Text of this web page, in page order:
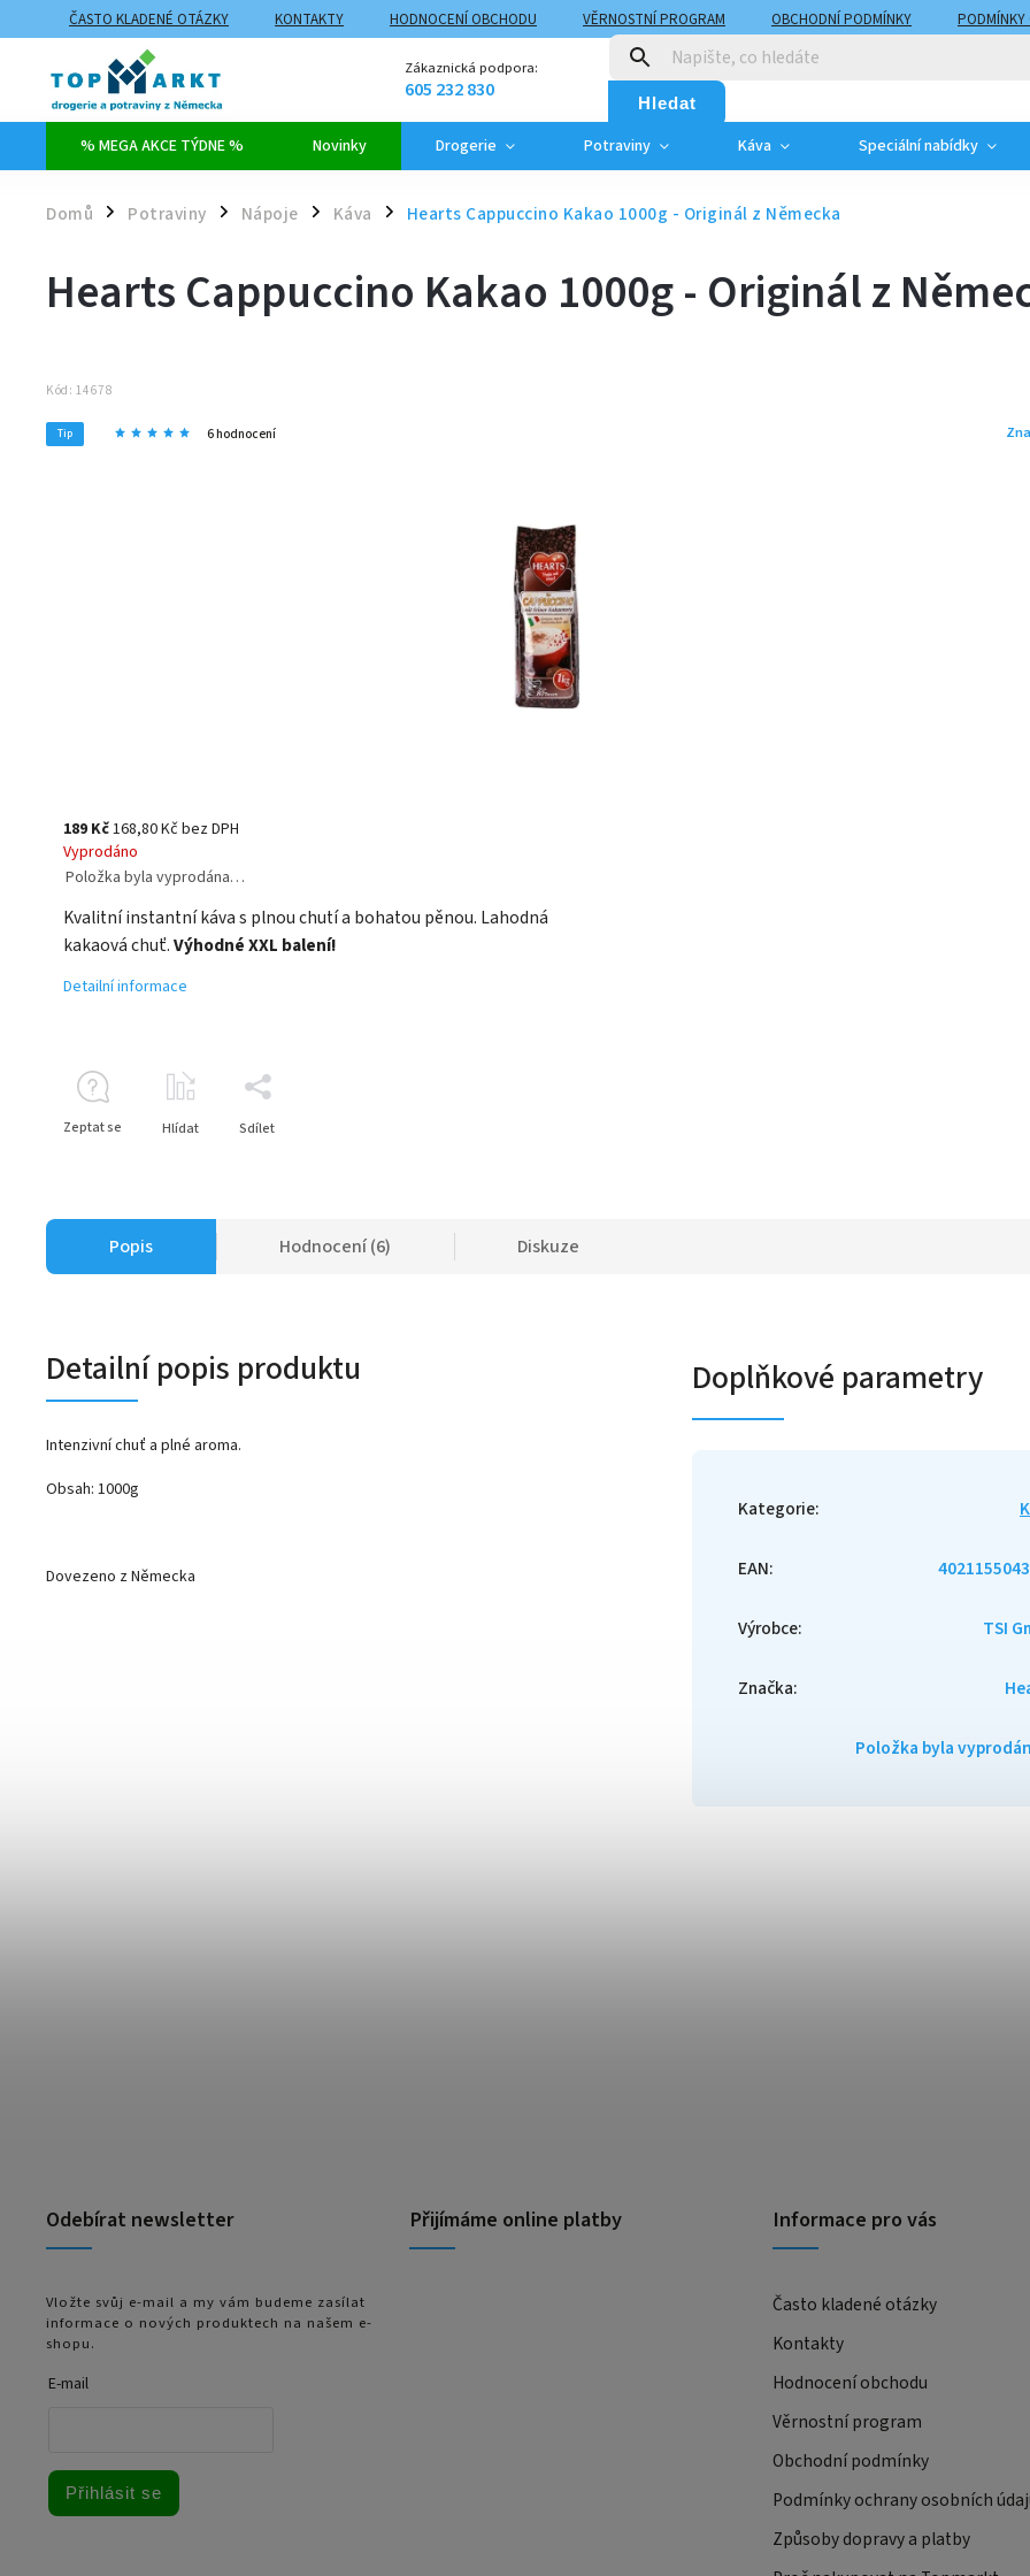
ČASTO KLADENÉ OTÁZKY KONTAKTY HODNOCENÍ OBCHODU VĚRNOSTNÍ PROGRAM OBCHODNÍ PODMÍNKY
PODMÍNKY
ZPŮSOBY DOPRAVY A PLATBY
MOJE OBJEDNÁVKA
Zákaznická podpora:
605 232 830 Hledat
% MEGA AKCE TÝDNE % Novinky Drogerie Potraviny Káva Speciální nabídky
Domů / Potraviny / Nápoje / Káva / Hearts Cappuccino Kakao 1000g - Originál z Německa
Hearts Cappuccino Kakao 1000g - Originál z
Kód: 14678
Tip 6 hodnocení
189 Kč168,80 Kč bez DPH
Vyprodáno
Položka byla vyprodána…
Kvalitní instantní káva s plnou chutí a bohatou pěnou. Lahodná
kakaová chuť.Výhodné XXL balení!
Detailní informace
Zeptat se Hlídat Sdílet
Popis Hodnocení (6) Diskuze
Detailní popis produktu
Intenzivní chuť a plné aroma.
Obsah: 1000g
Dovezeno z Německa
Doplňkové parametry
Kategorie:
EAN:
Výrobce: TSI
Značka:
Položka byla
Odebírat newsletter
Vložte svůj e-mail a my vám budeme zasílat
informace o nových produktech na našem e-
shopu.
E-mail
Přihlásit se
Přijímáme online platby Informace pro vás
Často kladené otázky
Kontakty
Hodnocení obchodu
Věrnostní program
Obchodní podmínky
Podmínky ochrany osobních
Způsoby dopravy a platby